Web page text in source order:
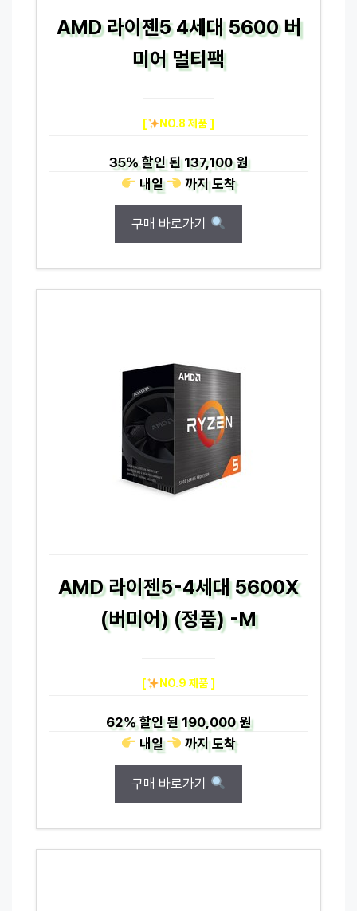
AMD 라이젠5 4세대 5600 버
미어 멀티팩
[ NO.8 제품 ]
35%할인 된137,100 원
내일
까지도착
구매 바로가기
AMD 라이젠5-4세대 5600X
(버미어) (정품) -M
[ NO.9 제품 ]
62%할인 된190,000 원
내일
까지도착
구매 바로가기